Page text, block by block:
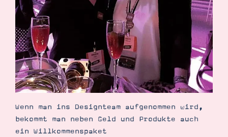
Wenn man ins Designteam aufgenommen wird,
bekommt man neben Geld und Produkte auch
ein Willkommenspaket